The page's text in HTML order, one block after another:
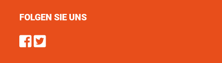
FOLGEN SIE UNS
Find us on Facebook
Follow us on Twitter